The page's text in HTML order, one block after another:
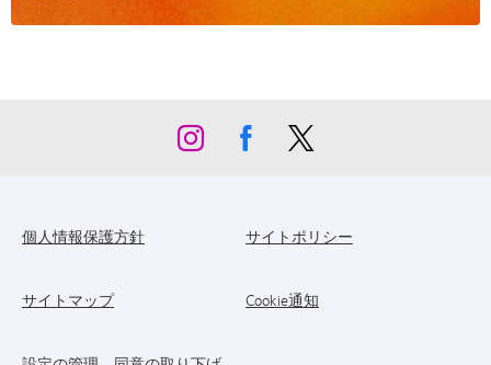
個人情報保護方針 サイトポリシー
サイトマップ Cookie通知